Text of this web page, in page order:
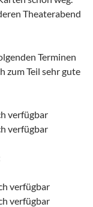
Theaterabend
Terminen
zum Teil sehr gute
verfügbar
verfügbar
verfügbar
verfügbar